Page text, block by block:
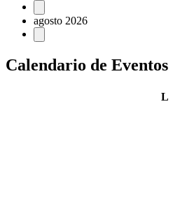
Eventos
agosto 2026
Calendario de Eventos
Llunes